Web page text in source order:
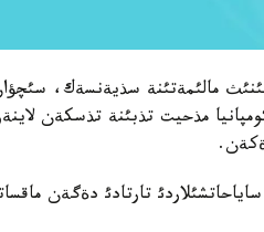
مالئمةتئنة سذيةنسةك،
تارتادئ دةگةن